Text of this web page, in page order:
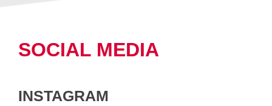
SOCIAL MEDIA
INSTAGRAM